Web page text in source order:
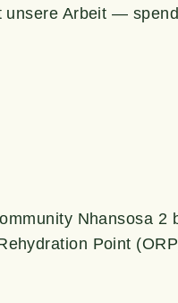
unse­re Arbeit —
Nhan­so­sa
Point